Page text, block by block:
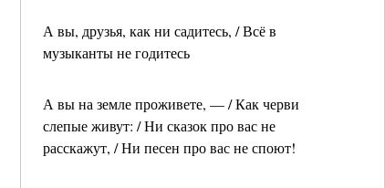
А вы, друзья, как ни садитесь, / Всё в
музыканты не годитесь
А вы на земле проживете, — / Как черви
слепые живут: / Ни сказок про вас не
расскажут, / Ни песен про вас не споют!